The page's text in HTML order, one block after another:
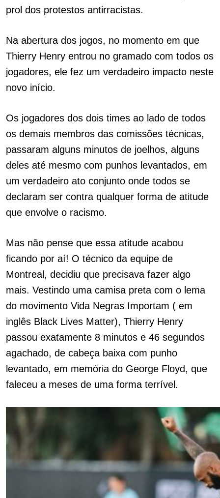
prol dos protestos antirracistas.
Na abertura dos jogos, no momento em que
Thierry Henry entrou no gramado com todos os
jogadores, ele fez um verdadeiro impacto neste
novo início.
Os jogadores dos dois times ao lado de todos
os demais membros das comissões técnicas,
passaram alguns minutos de joelhos, alguns
deles até mesmo com punhos levantados, em
um verdadeiro ato conjunto onde todos se
declaram ser contra qualquer forma de atitude
que envolve o racismo.
Mas não pense que essa atitude acabou
ficando por aí! O técnico da equipe de
Montreal, decidiu que precisava fazer algo
mais. Vestindo uma camisa preta com o lema
do movimento Vida Negras Importam ( em
inglês Black Lives Matter), Thierry Henry
passou exatamente 8 minutos e 46 segundos
agachado, de cabeça baixa com punho
levantado, em memória do George Floyd, que
faleceu a meses de uma forma terrível.